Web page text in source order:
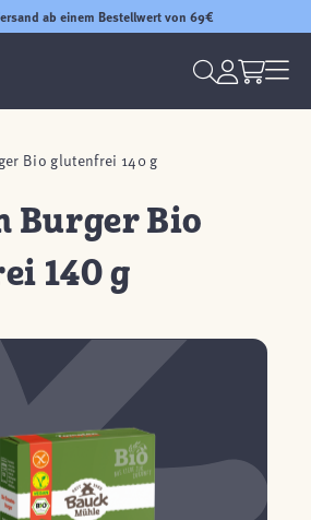
ab einem Bestellwert von 69€
Bio glutenfrei 140 g
Burger Bio
140 g